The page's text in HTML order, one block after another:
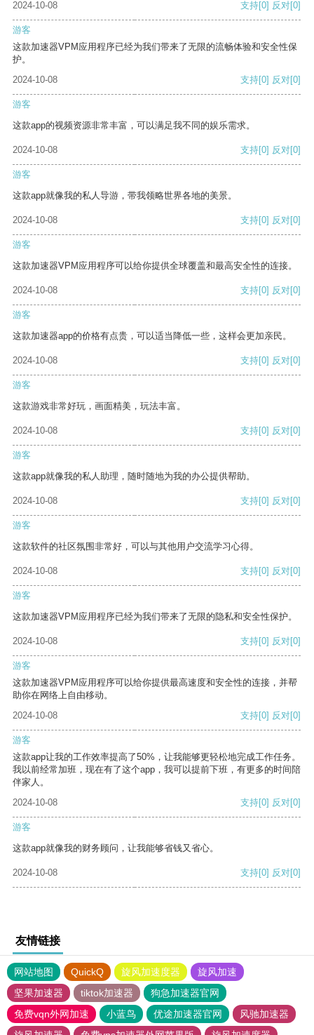
2024-10-08 支持[0] 反对[0]
游客
这款加速器VPM应用程序已经为我们带来了无限的流畅体验和安全性保
护。
2024-10-08
支持[0] 反对[0]
游客
这款app的视频资源非常丰富，可以满足我不同的娱乐需求。
2024-10-08 支持[0] 反对[0]
游客
这款app就像我的私人导游，带我领略世界各地的美景。
2024-10-08 支持[0] 反对[0]
游客
这款加速器VPM应用程序可以给你提供全球覆盖和最高安全性的连接。
2024-10-08 支持[0] 反对[0]
游客
这款加速器app的价格有点贵，可以适当降低一些，这样会更加亲民。
2024-10-08 支持[0] 反对[0]
游客
这款游戏非常好玩，画面精美，玩法丰富。
2024-10-08 支持[0] 反对[0]
游客
这款app就像我的私人助理，随时随地为我的办公提供帮助。
2024-10-08 支持[0] 反对[0]
游客
这款软件的社区氛围非常好，可以与其他用户交流学习心得。
2024-10-08 支持[0] 反对[0]
游客
这款加速器VPM应用程序已经为我们带来了无限的隐私和安全性保护。
2024-10-08 支持[0] 反对[0]
游客
这款加速器VPM应用程序可以给你提供最高速度和安全性的连接，并帮
助你在网络上自由移动。
2024-10-08
支持[0] 反对[0]
游客
这款app让我的工作效率提高了50%，让我能够更轻松地完成工作任务。
我以前经常加班，现在有了这个app，我可以提前下班，有更多的时间陪
伴家人。
2024-10-08
支持[0] 反对[0]
游客
这款app就像我的财务顾问，让我能够省钱又省心。
2024-10-08 支持[0] 反对[0]
友情链接
网站地图 QuickQ 旋风加速度器
旋风加速
坚果加速器
tiktok加速器
狗急加速器官网
免费vqn外网加速
小蓝鸟 优途加速器官网
风驰加速器